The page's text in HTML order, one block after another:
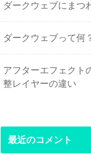
ダークウェブにまつ
ダークウェブって何
アフターエフェクト
整レイヤーの違い
最近のコメント